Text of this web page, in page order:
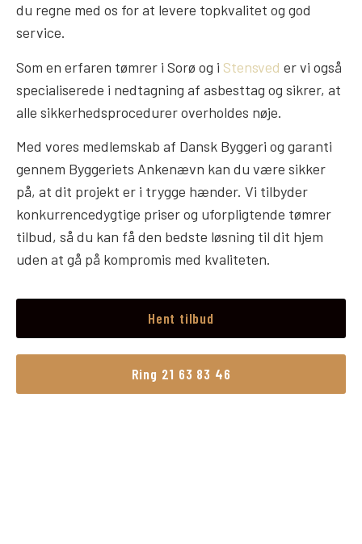
du regne med os for at levere topkvalitet og god
service.
Som en erfaren tømrer i Sorø og i Stensved er vi også
specialiserede i nedtagning af asbesttag og sikrer, at
alle sikkerhedsprocedurer overholdes nøje.
Med vores medlemskab af Dansk Byggeri og garanti
gennem Byggeriets Ankenævn kan du være sikker
på, at dit projekt er i trygge hænder. Vi tilbyder
konkurrencedygtige priser og uforpligtende tømrer
tilbud, så du kan få den bedste løsning til dit hjem
uden at gå på kompromis med kvaliteten.
Hent tilbud
Ring 21 63 83 46